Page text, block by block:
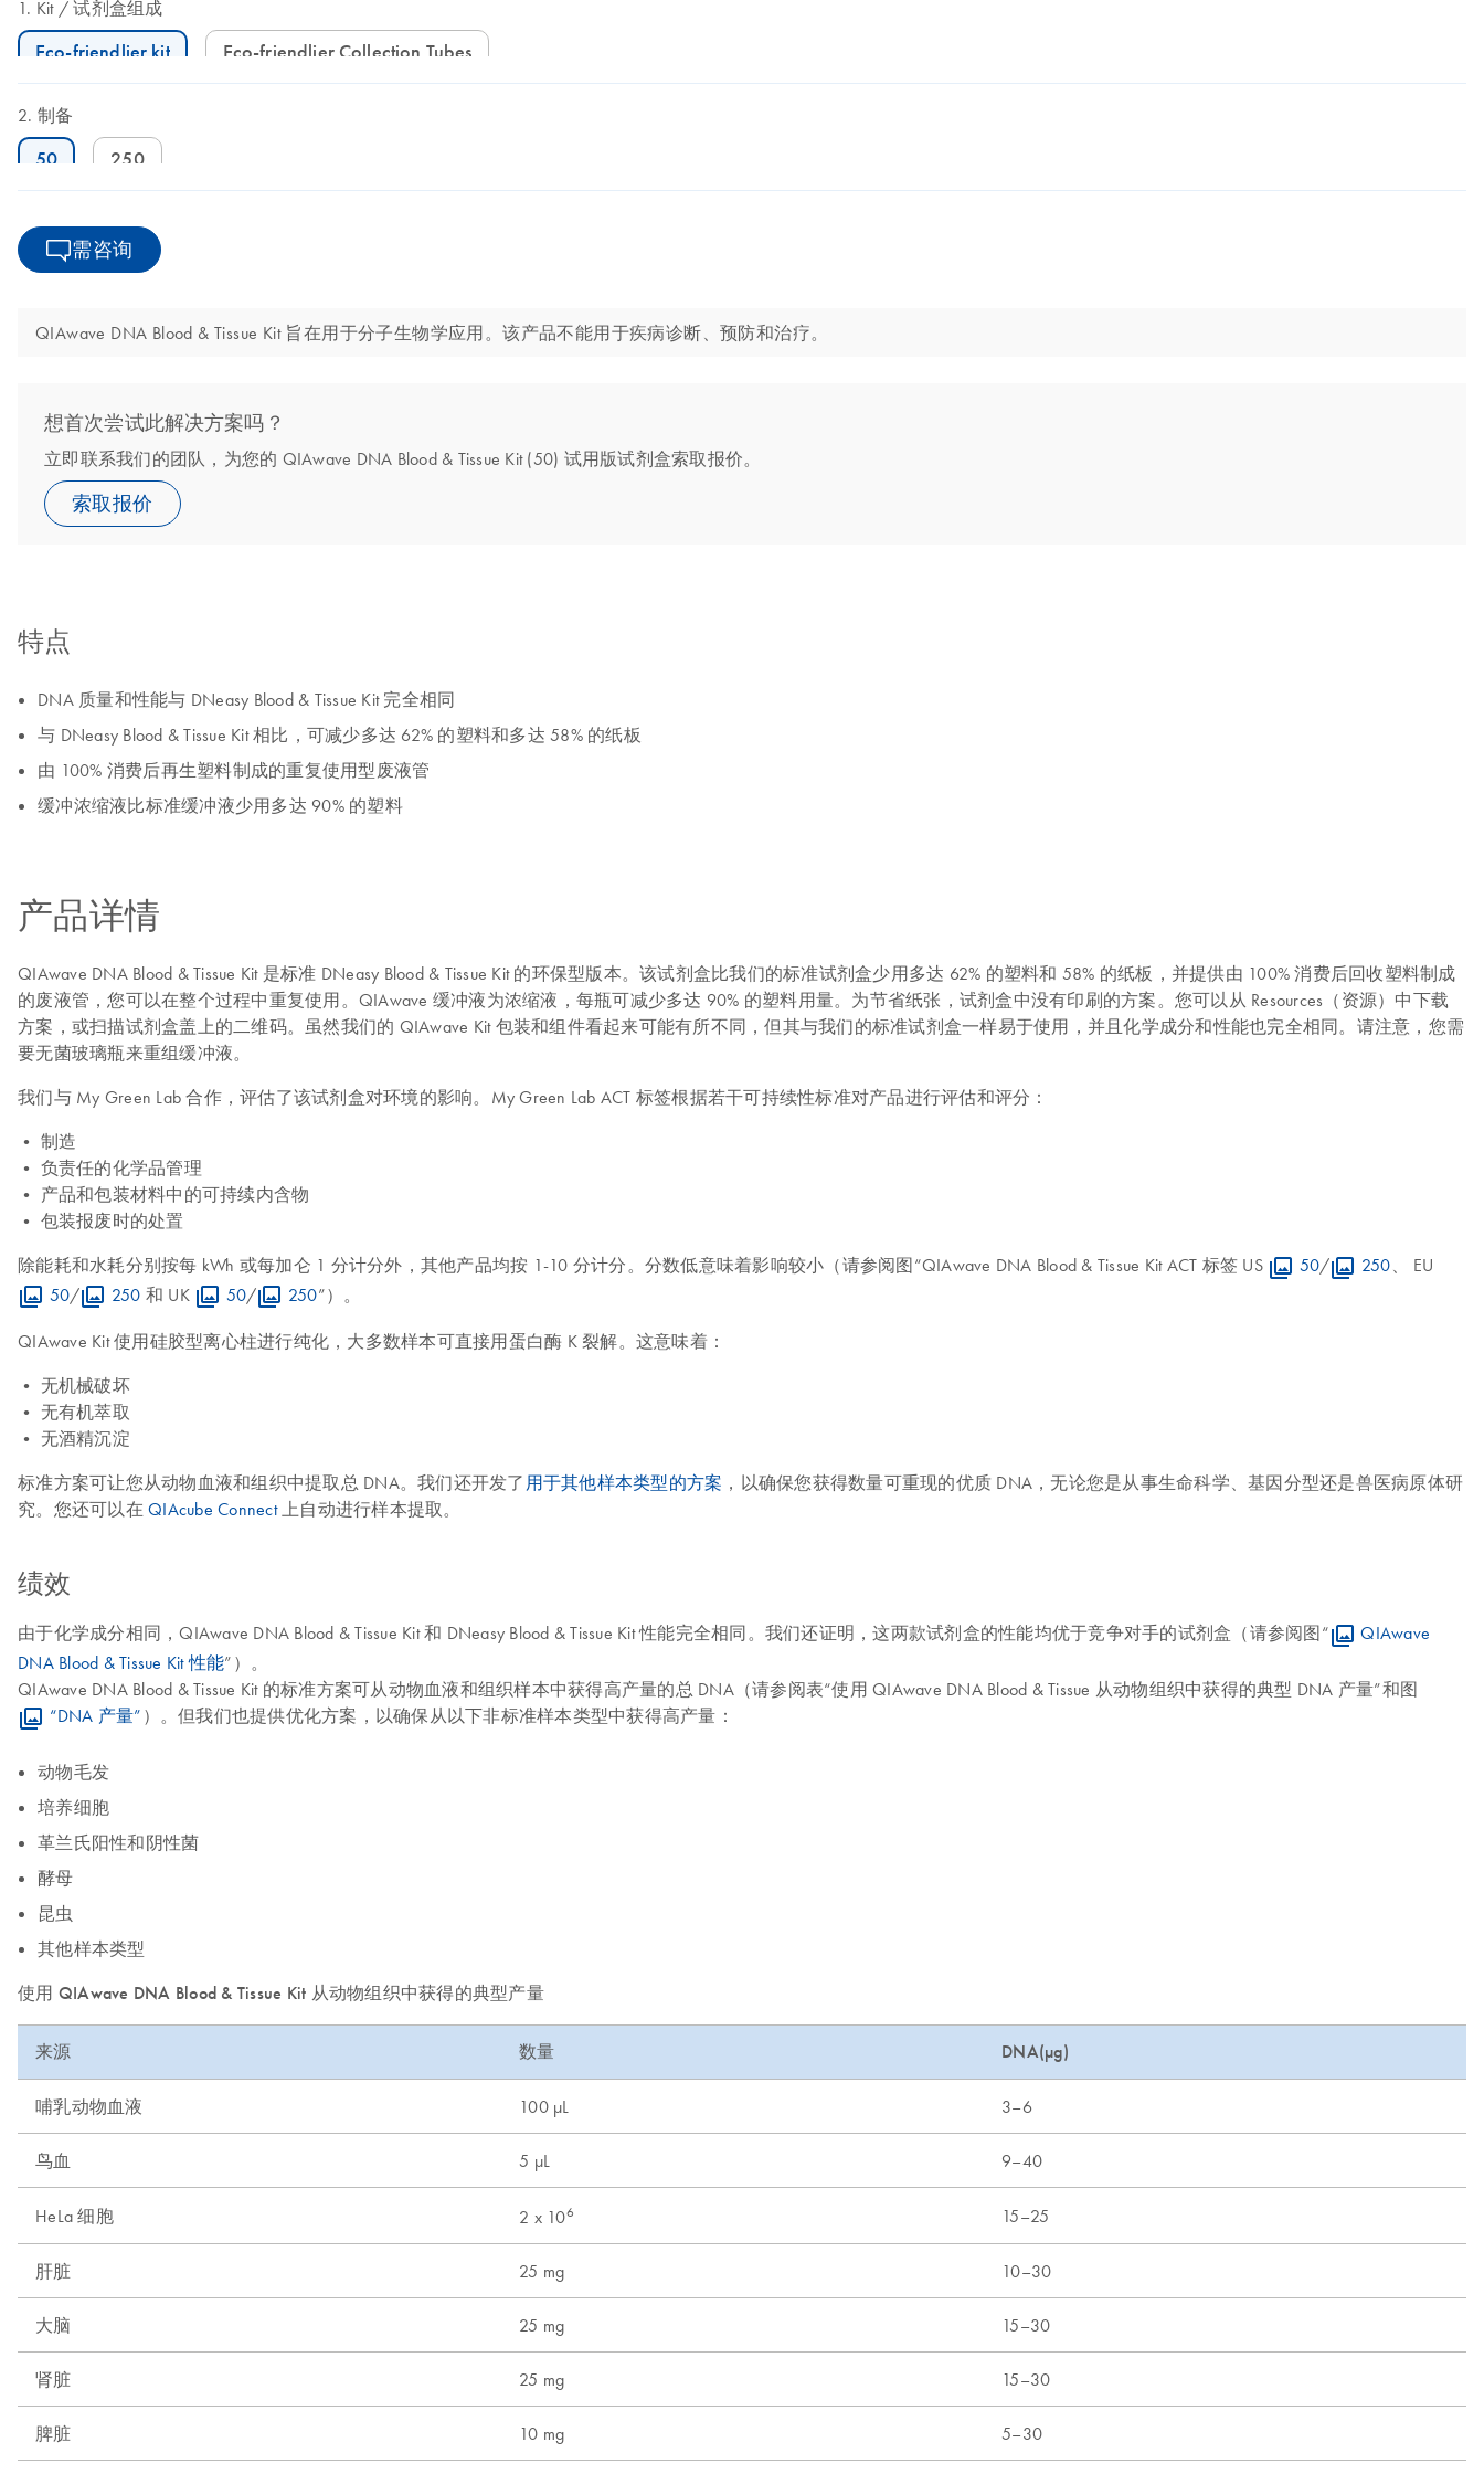
Kit 试剂盒组成
Eco-friendlier kit Eco-friendlier Collection Tubes
制备
50 250
需咨询
QIAwave DNA Blood & Tissue Kit 旨在用于分子生物学应用。该产品不能用于疾病诊断、预防和治疗。
想首次尝试此解决方案吗？
立即联系我们的团队，为您的 QIAwave DNA Blood & Tissue Kit (50) 试用版试剂盒索取报价。
索取报价
特点
DNA 质量和性能与 DNeasy Blood & Tissue Kit 完全相同
与 DNeasy Blood & Tissue Kit 相比，可减少多达 62% 的塑料和多达 58% 的纸板
由 100% 消费后再生塑料制成的重复使用型废液管
缓冲浓缩液比标准缓冲液少用多达 90% 的塑料
产品详情
QIAwave DNA Blood & Tissue Kit 是标准 DNeasy Blood & Tissue Kit 的环保型版本。该试剂盒比我们的标准试剂盒少用多达 62% 的塑料和 58% 的纸板，并提供由 100% 消费后回收塑料制成
的废液管，您可以在整个过程中重复使用。QIAwave 缓冲液为浓缩液，每瓶可减少多达 90% 的塑料用量。为节省纸张，试剂盒中没有印刷的方案。您可以从 Resources（资源）中下载
方案，或扫描试剂盒盖上的二维码。虽然我们的 QIAwave Kit 包装和组件看起来可能有所不同，但其与我们的标准试剂盒一样易于使用，并且化学成分和性能也完全相同。请注意，您需
要无菌玻璃瓶来重组缓冲液。
我们与 My Green Lab 合作，评估了该试剂盒对环境的影响。My Green Lab ACT 标签根据若干可持续性标准对产品进行评估和评分：
• 制造
• 负责任的化学品管理
• 产品和包装材料中的可持续内含物
• 包装报废时的处置
除能耗和水耗分别按每 kWh 或每加仑 1 分计分外，其他产品均按 1-10 分计分。分数低意味着影响较小（请参阅图“QIAwave DNA Blood & Tissue Kit ACT 标签 US
50/ 250、 EU
50/ 250 和 UK 50/ 250”）。
QIAwave Kit 使用硅胶型离心柱进行纯化，大多数样本可直接用蛋白酶 K 裂解。这意味着：
• 无机械破坏
• 无有机萃取
• 无酒精沉淀
标准方案可让您从动物血液和组织中提取总 DNA。我们还开发了 用于其他样本类型的方案 ，以确保您获得数量可重现的优质 DNA，无论您是从事生命科学、基因分型还是兽医病原体研
究。您还可以在 QIAcube Connect上自动进行样本提取。
绩效
由于化学成分相同，QIAwave DNA Blood & Tissue Kit 和 DNeasy Blood & Tissue Kit 性能完全相同。我们还证明，这两款试剂盒的性能均优于竞争对手的试剂盒（请参阅图“
QIAwave
DNA Blood & Tissue Kit 性能”）。
QIAwave DNA Blood & Tissue Kit 的标准方案可从动物血液和组织样本中获得高产量的总 DNA（请参阅表“使用 QIAwave DNA Blood & Tissue 从动物组织中获得的典型 DNA 产量”和图
“DNA 产量” ）。但我们也提供优化方案，以确保从以下非标准样本类型中获得高产量：
动物毛发
培养细胞
革兰氏阳性和阴性菌
酵母
昆虫
其他样本类型
使用 QIAwave DNA Blood & Tissue Kit 从动物组织中获得的典型产量
来源 数量 DNA(µg)
哺乳动物血液 100 µL 3–6
鸟血 5 µL 9–40
HeLa 细胞 2 x 106 15–25
肝脏 25 mg 10–30
大脑 25 mg 15–30
肾脏 25 mg 15–30
脾脏 10 mg 5–30